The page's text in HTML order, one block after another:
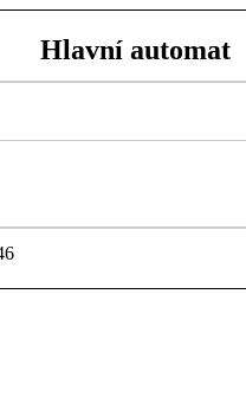
Hlavní automat